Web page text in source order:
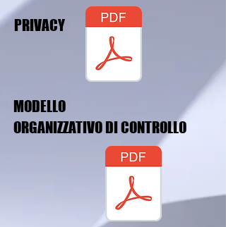
PRIVACY
MODELLO
ORGANIZZATIVO DI CONTROLLO